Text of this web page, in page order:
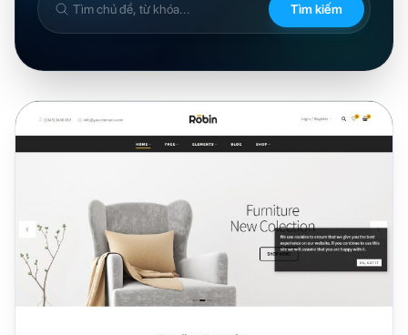
Tìm
trong
thức
Tìm kiếm